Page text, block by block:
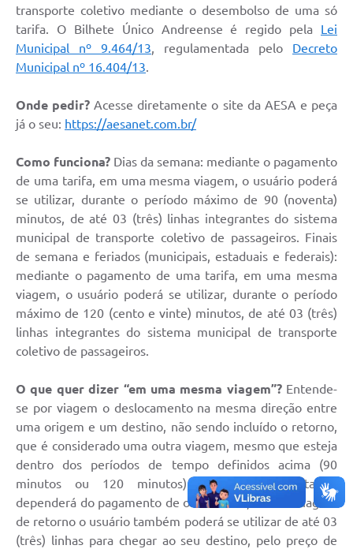
transporte coletivo mediante o desembolso de uma só
tarifa. O Bilhete Único Andreense é regido pela Lei
Municipal nº 9.464/13, regulamentada pelo Decreto
Municipal nº 16.404/13.
Onde pedir?Acesse diretamente o site da AESA e peça
já o seu: https://aesanet.com.br/
Como funciona? Dias da semana: mediante o pagamento
de uma tarifa, em uma mesma viagem, o usuário poderá
se utilizar, durante o período máximo de 90 (noventa)
minutos, de até 03 (três) linhas integrantes do sistema
municipal de transporte coletivo de passageiros. Finais
de semana e feriados (municipais, estaduais e federais):
mediante o pagamento de uma tarifa, em uma mesma
viagem, o usuário poderá se utilizar, durante o período
máximo de 120 (cento e vinte) minutos, de até 03 (três)
linhas integrantes do sistema municipal de transporte
coletivo de passageiros.
O que quer dizer “em uma mesma viagem”? Entende-
se por viagem o deslocamento na mesma direção entre
uma origem e um destino, não sendo incluído o retorno,
que é considerado uma outra viagem, mesmo que esteja
dentro dos períodos de tempo definidos acima (90
minutos ou 120 minutos). O retorno, portanto,
dependerá do pagamento de outra tarifa, mas na viagem
de retorno o usuário também poderá se utilizar de até 03
(três) linhas para chegar ao seu destino, pelo preço de